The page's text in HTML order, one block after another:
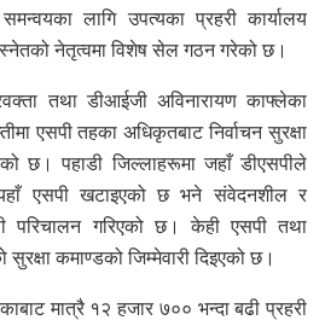
लागि उपत्यका प्रहरी कार्यालय
नेतृत्वमा विशेष सेल गठन गरेको छ।
तथा डीआईजी अविनारायण काफ्लेका
एसपी तहका अधिकृतबाट निर्वाचन सुरक्षा
छ। पहाडी जिल्लाहरूमा जहाँ डीएसपीले
एसपी खटाइएको छ भने संवेदनशील र
परिचालन गरिएको छ। केही एसपी तथा
कमाण्डको जिम्मेवारी दिइएको छ।
मात्रै १२ हजार ७०० भन्दा बढी प्रहरी